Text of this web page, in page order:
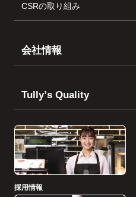
CSRの取り組み
会社情報
Tullyʼs Quality
採用情報